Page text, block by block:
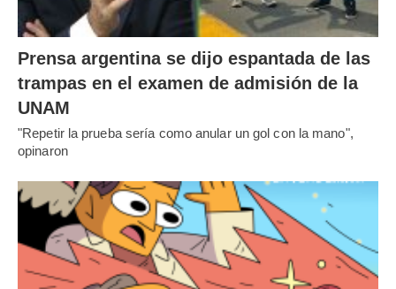
Prensa argentina se dijo espantada de las
trampas en el examen de admisión de la
UNAM
"Repetir la prueba sería como anular un gol con la mano",
opinaron